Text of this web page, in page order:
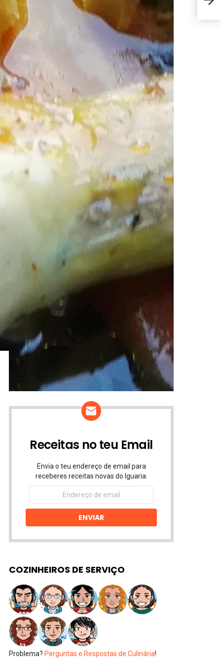
Receitas no teu Email
Envia o teu endereço de email para
receberes receitas novas do Iguaria.
Endereço
email
ENVIAR
COZINHEIROS DE SERVIÇO
Problema? Perguntas e Respostas de Culinária!